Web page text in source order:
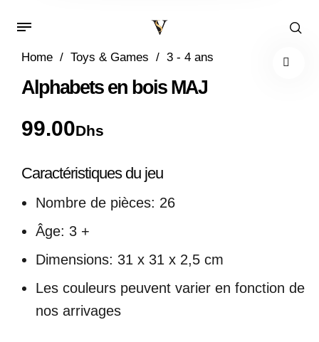
Home / Toys & Games / 3 - 4 ans
Alphabets en bois MAJ
99.00Dhs
Caractéristiques du jeu
Nombre de pièces: 26
Âge: 3 +
Dimensions: 31 x 31 x 2,5 cm
Les couleurs peuvent varier en fonction de
nos arrivages